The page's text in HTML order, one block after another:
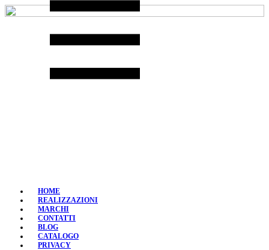
Skip
to
HOME
REALIZZAZIONI
MARCHI
CONTATTI
BLOG
CATALOGO
PRIVACY